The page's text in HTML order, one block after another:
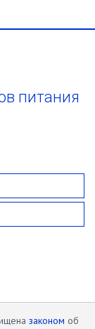
питания
законом об